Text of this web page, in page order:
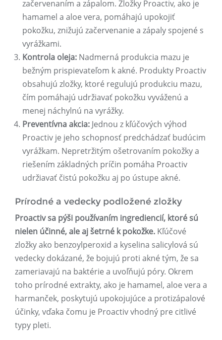
začervenaním a zápalom. Zložky Proactiv, ako je
hamamel a aloe vera, pomáhajú upokojiť
pokožku, znižujú začervenanie a zápaly spojené s
vyrážkami.
Kontrola oleja: Nadmerná produkcia mazu je
bežným prispievateľom k akné. Produkty Proactiv
obsahujú zložky, ktoré regulujú produkciu mazu,
čím pomáhajú udržiavať pokožku vyváženú a
menej náchylnú na vyrážky.
Preventívna akcia: Jednou z kľúčových výhod
Proactiv je jeho schopnosť predchádzať budúcim
vyrážkam. Nepretržitým ošetrovaním pokožky a
riešením základných príčin pomáha Proactiv
udržiavať čistú pokožku aj po ústupe akné.
Prírodné a vedecky podložené zložky
Proactiv sa pýši používaním ingrediencií, ktoré sú
nielen účinné, ale aj šetrné k pokožke. Kľúčové
zložky ako benzoylperoxid a kyselina salicylová sú
vedecky dokázané, že bojujú proti akné tým, že sa
zameriavajú na baktérie a uvoľňujú póry. Okrem
toho prírodné extrakty, ako je hamamel, aloe vera a
harmanček, poskytujú upokojujúce a protizápalové
účinky, vďaka čomu je Proactiv vhodný pre citlivé
typy pleti.